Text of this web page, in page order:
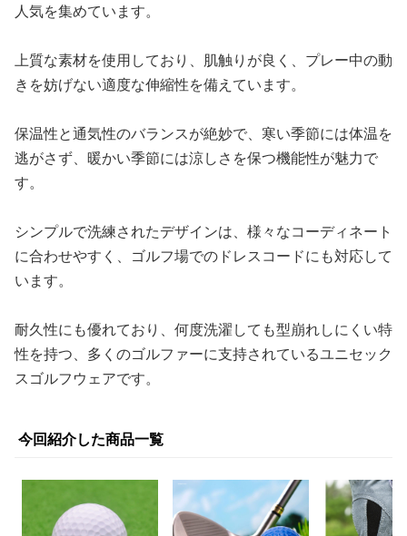
人気を集めています。
上質な素材を使用しており、肌触りが良く、プレー中の動
きを妨げない適度な伸縮性を備えています。
保温性と通気性のバランスが絶妙で、寒い季節には体温を
逃がさず、暖かい季節には涼しさを保つ機能性が魅力で
す。
シンプルで洗練されたデザインは、様々なコーディネート
に合わせやすく、ゴルフ場でのドレスコードにも対応して
います。
耐久性にも優れており、何度洗濯しても型崩れしにくい特
性を持つ、多くのゴルファーに支持されているユニセック
スゴルフウェアです。
今回紹介した商品一覧